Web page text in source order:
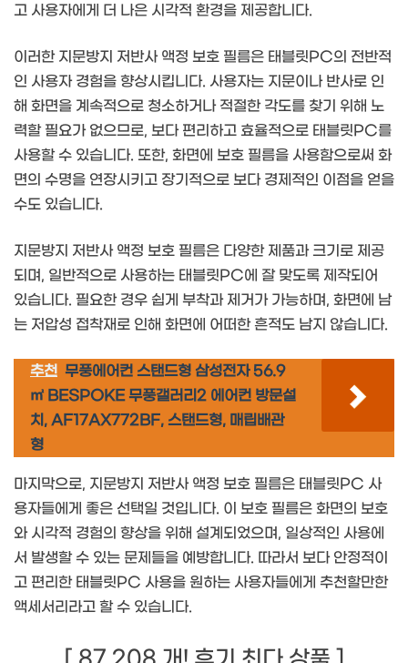
고 사용자에게 더 나은 시각적 환경을 제공합니다.
이러한 지문방지 저반사 액정 보호 필름은 태블릿PC의 전반적
인 사용자 경험을 향상시킵니다. 사용자는 지문이나 반사로 인
해 화면을 계속적으로 청소하거나 적절한 각도를 찾기 위해 노
력할 필요가 없으므로, 보다 편리하고 효율적으로 태블릿PC를
사용할 수 있습니다. 또한, 화면에 보호 필름을 사용함으로써 화
면의 수명을 연장시키고 장기적으로 보다 경제적인 이점을 얻을
수도 있습니다.
지문방지 저반사 액정 보호 필름은 다양한 제품과 크기로 제공
되며, 일반적으로 사용하는 태블릿PC에 잘 맞도록 제작되어
있습니다. 필요한 경우 쉽게 부착과 제거가 가능하며, 화면에 남
는 저압성 접착재로 인해 화면에 어떠한 흔적도 남지 않습니다.
추천 무풍에어컨 스탠드형 삼성전자 56.9
㎡ BESPOKE 무풍갤러리2 에어컨 방문설
치, AF17AX772BF, 스탠드형, 매립배관
형
마지막으로, 지문방지 저반사 액정 보호 필름은 태블릿PC 사
용자들에게 좋은 선택일 것입니다. 이 보호 필름은 화면의 보호
와 시각적 경험의 향상을 위해 설계되었으며, 일상적인 사용에
서 발생할 수 있는 문제들을 예방합니다. 따라서 보다 안정적이
고 편리한 태블릿PC 사용을 원하는 사용자들에게 추천할만한
액세서리라고 할 수 있습니다.